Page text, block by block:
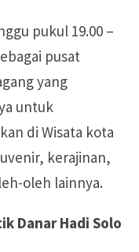
pukul 19.00 –
pusat
yang
untuk
di Wisata kota
kerajinan,
oleh lainnya.
Danar Hadi Solo